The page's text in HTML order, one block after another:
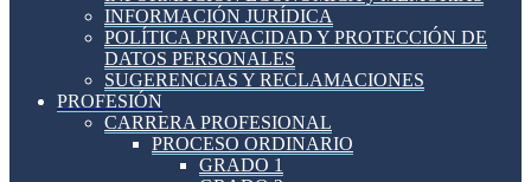
INFORMACIÓN JURÍDICA
POLÍTICA PRIVACIDAD Y PROTECCIÓN DE
DATOS PERSONALES
SUGERENCIAS Y RECLAMACIONES
PROFESIÓN
CARRERA PROFESIONAL
PROCESO ORDINARIO
GRADO 1